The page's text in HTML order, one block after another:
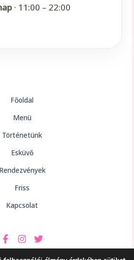
· 11:00 – 22:00
Főoldal
Menü
Történetünk
Esküvő
Rendezvények
Friss
Kapcsolat